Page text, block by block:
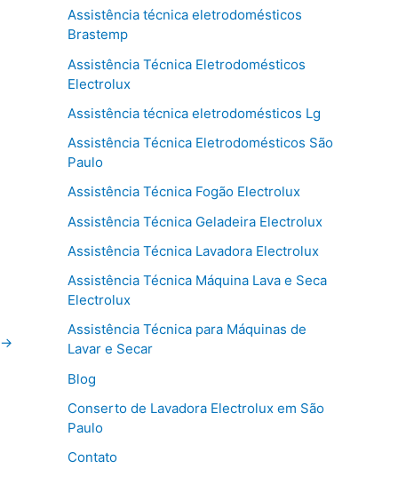
→
Assistência técnica eletrodomésticos
Brastemp
Assistência Técnica Eletrodomésticos
Electrolux
Assistência técnica eletrodomésticos Lg
Assistência Técnica Eletrodomésticos São
Paulo
Assistência Técnica Fogão Electrolux
Assistência Técnica Geladeira Electrolux
Assistência Técnica Lavadora Electrolux
Assistência Técnica Máquina Lava e Seca
Electrolux
Assistência Técnica para Máquinas de
Lavar e Secar
Blog
Conserto de Lavadora Electrolux em São
Paulo
Contato